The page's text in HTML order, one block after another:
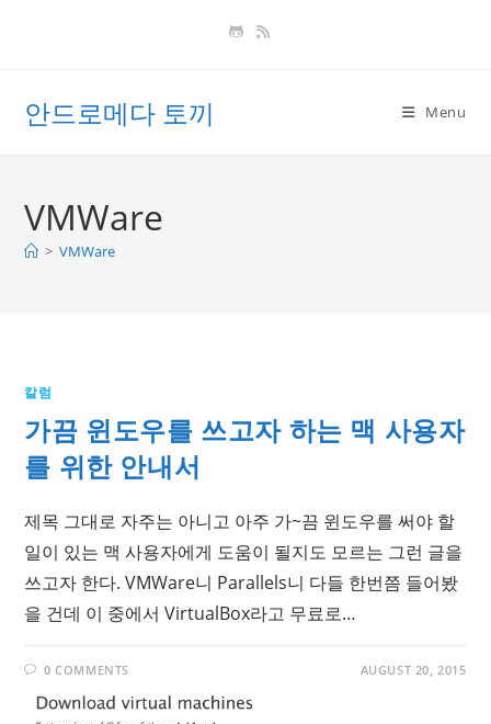
안드로메다 토끼 Menu
VMWare
> VMWare
칼럼
가끔 윈도우를 쓰고자 하는 맥 사용자
를 위한 안내서
제목 그대로 자주는 아니고 아주 가~끔 윈도우를 써야 할
일이 있는 맥 사용자에게 도움이 될지도 모르는 그런 글을
쓰고자 한다. VMWare니 Parallels니 다들 한번쯤 들어봤
을 건데 이 중에서 VirtualBox라고 무료로…
0 COMMENTS AUGUST 20, 2015